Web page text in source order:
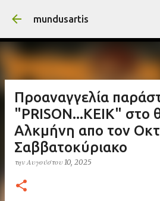
Μετάβαση στο κύριο
mundusartis
Προαναγγελία
"PRISON...ΚΕΙΚ" στο
Αλκμήνη απο τον
Σαββατοκύριακο
τηνΑυγούστου 10, 2025